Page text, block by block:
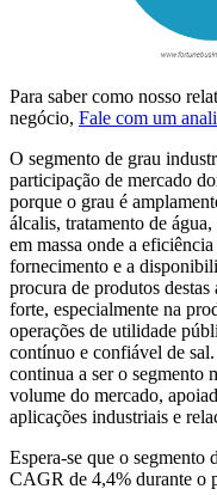
Para saber como nosso
negócio, Fale com um
O segmento de grau
participação de mercado
porque o grau é
álcalis, tratamento de
em massa onde a
fornecimento e a
procura de produtos
forte, especialmente na
operações de utilidade
contínuo e confiável de
continua a ser o segmento
volume do mercado,
aplicações industriais e
Espera-se que o segmento
CAGR de 4,4% durante o